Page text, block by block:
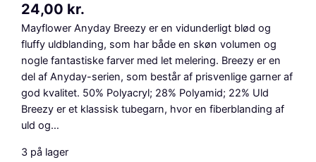
24,00 kr.
Mayflower Anyday Breezy er en vidunderligt blød og
fluffy uldblanding, som har både en skøn volumen og
nogle fantastiske farver med let melering. Breezy er en
del af Anyday-serien, som består af prisvenlige garner af
god kvalitet. 50% Polyacryl; 28% Polyamid; 22% Uld
Breezy er et klassisk tubegarn, hvor en fiberblanding af
uld og…
3 på lager